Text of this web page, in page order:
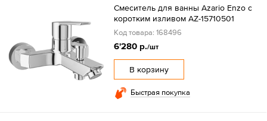
Смеситель для ванны Azario Enzo с
коротким изливом AZ-15710501
Код товара: 168496
6'280 р./шт
В корзину
Быстрая покупка